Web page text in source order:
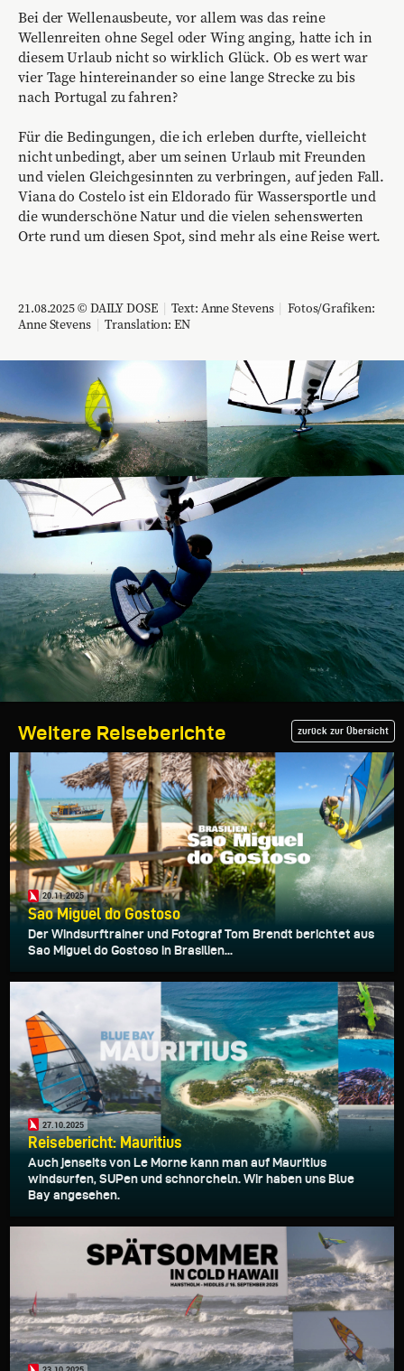
Bei der Wellenausbeute, vor allem was das reine
Wellenreiten ohne Segel oder Wing anging, hatte ich in
diesem Urlaub nicht so wirklich Glück. Ob es wert war
vier Tage hintereinander so eine lange Strecke zu bis
nach Portugal zu fahren?
Für die Bedingungen, die ich erleben durfte, vielleicht
nicht unbedingt, aber um seinen Urlaub mit Freunden
und vielen Gleichgesinnten zu verbringen, auf jeden Fall.
Viana do Costelo ist ein Eldorado für Wassersportle und
die wunderschöne Natur und die vielen sehenswerten
Orte rund um diesen Spot, sind mehr als eine Reise wert.
21.08.2025 © DAILY DOSE Text: Anne Stevens
Fotos/Grafiken:
Anne Stevens
Translation:EN
Weitere Reiseberichte zurück zur Übersicht
20.11.2025
Sao Miguel do Gostoso
Der Windsurftrainer und Fotograf Tom Brendt berichtet aus
Sao Miguel do Gostoso in Brasilien...
27.10.2025
Reisebericht: Mauritius
Auch jenseits von Le Morne kann man auf Mauritius
windsurfen, SUPen und schnorcheln. Wir haben uns Blue
Bay angesehen.